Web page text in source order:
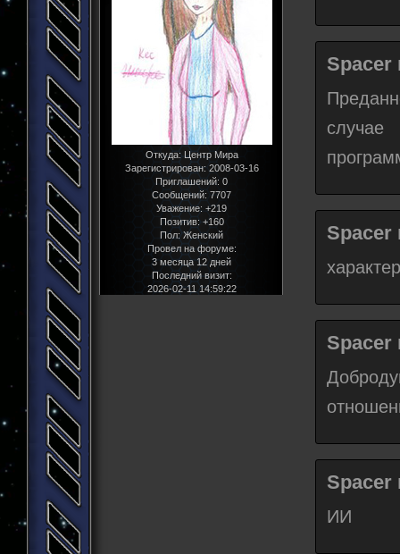
Откуда:Центр Мира
Зарегистрирован: 2008-03-16
Приглашений: 0
Сообщений: 7707
Уважение: +219
Позитив: +160
Пол:Женский
Провел на форуме:
3 месяца 12 дней
Последний визит:
2026-02-11 14:59:22
Spacer
случае
Spacer
Spacer
Spacer
ИИ